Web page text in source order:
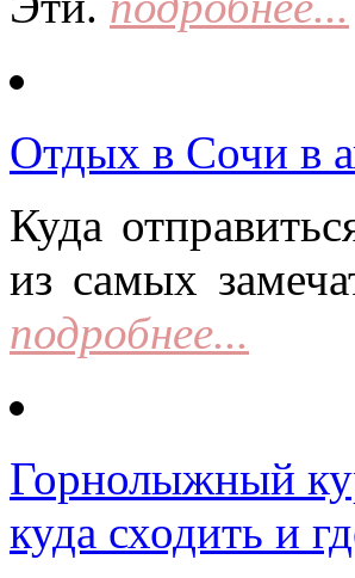
Отдых в Сочи в
Куда
из самых
подробнее...
Горнолыжный
куда сходить и